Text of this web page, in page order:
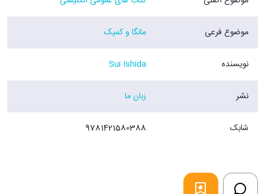
موضوع فرعی مانگا و کمیک
نویسنده Sui Ishida
نشر زبان ما
شابک 9781421580388